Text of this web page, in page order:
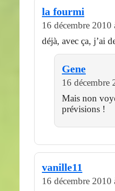
la fourmi
16 décembre
déjà, avec ça, j’ai
Gene
16 décembre
Mais non
prévisions !
vanille11
16 décembre